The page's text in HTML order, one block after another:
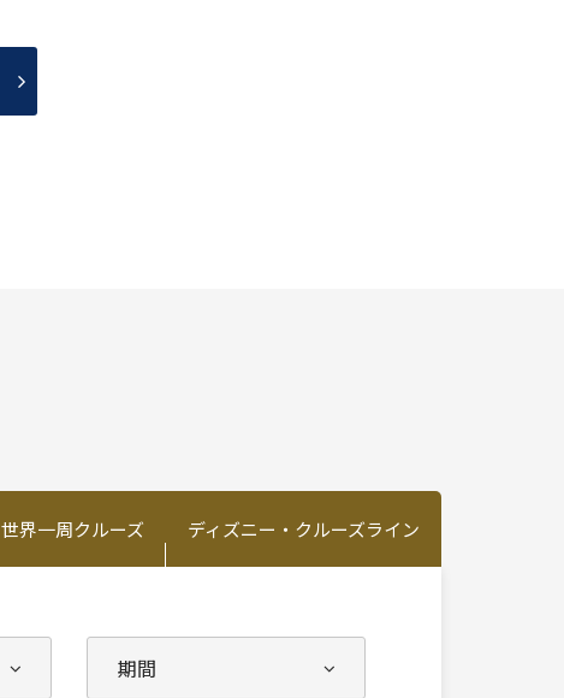
世界一周クルーズ ディズニー・クルーズライン